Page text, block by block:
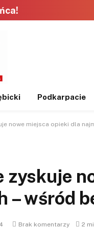
Podkarpacie
nowe miejsca opieki dla
zyskuje
– wśród
Brak komentarzy 2